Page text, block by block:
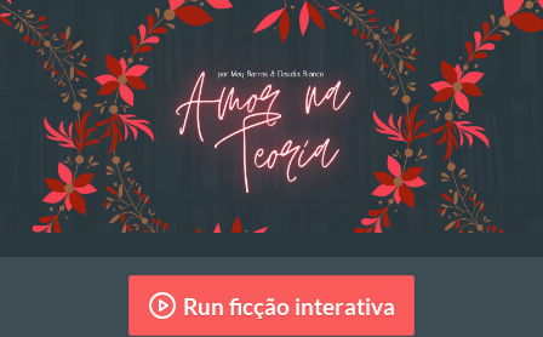
Run ficção interativa